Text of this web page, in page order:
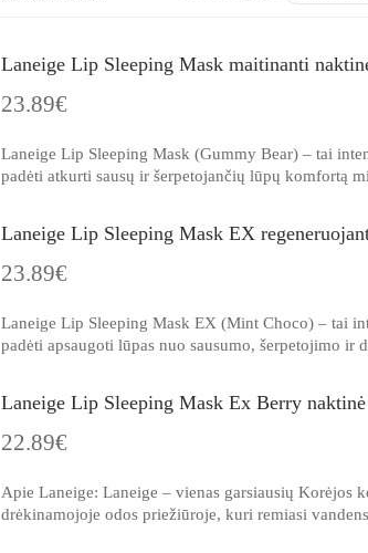
Laneige Lip Sleeping Mask maitinanti
23.89€
Laneige Lip Sleeping Mask (Gummy Bear) – tai
padėti atkurti sausų ir šerpetojančių lūpų komfortą
Laneige Lip Sleeping Mask EX
23.89€
Laneige Lip Sleeping Mask EX (Mint Choco) – tai
padėti apsaugoti lūpas nuo sausumo, šerpetojimo ir
Laneige Lip Sleeping Mask Ex Berry
22.89€
Apie Laneige: Laneige – vienas garsiausių Korėjos
drėkinamojoje odos priežiūroje, kuri remiasi